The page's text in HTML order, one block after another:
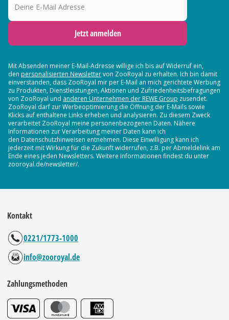
Jetzt anmelden
Mit Absenden meiner E-Mail-Adresse willige ich bis auf Widerruf ein,
den personalisierten Newslettervon ZooRoyal zu erhalten. Ich bin damit
einverstanden, dass ZooRoyal mir per E-Mail an mich gerichtete Werbung
zu Produkten, Dienstleistungen, Aktionen und Zufriedenheitsbefragungen
von ZooRoyal und anderen Unternehmen der REWE Group zusendet.
ZooRoyal darf zur Werbeoptimierung die Öffnung der E-Mails sowie
Klicks auf enthaltene Links erheben und analysieren. Zu diesem Zweck
verarbeitet ZooRoyal meine personenbezogenen Daten. Nähere
Informationen zur Verarbeitung meiner Daten kann ich
den Datenschutzhinweisen entnehmen. Diese Einwilligung kann ich
jederzeit mit Wirkung für die Zukunft widerrufen, z.B. per Abmeldelink am
Ende eines jeden Newsletters. Weitere Informationen findest du unter
zooroyal.de/newsletter/.
Kontakt
0221/1773-1000
info@zooroyal.de
Zahlungsmethoden